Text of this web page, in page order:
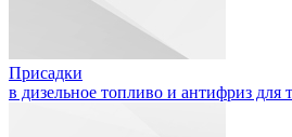
Присадки
в дизельное топливо и антифриз